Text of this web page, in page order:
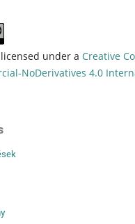
under a Creative
NoDerivatives 4.0